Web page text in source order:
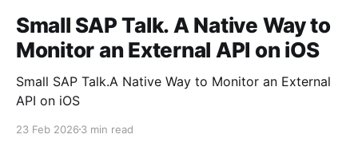
Small SAP Talk. A Native Way to
Monitor an External API on iOS
Small SAP Talk.A Native Way to Monitor an External
API on iOS
23 Feb 2026 3 min read